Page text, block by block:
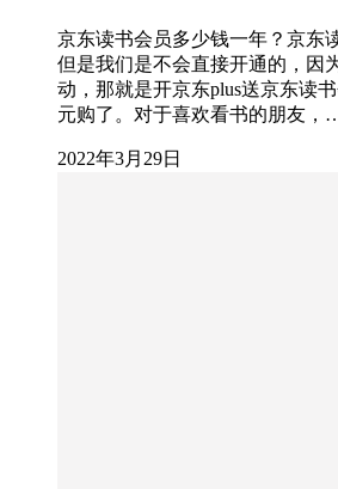
京东读书会员多少钱一年？京东
但是我们是不会直接开通的，因
动，那就是开京东plus送京东读
元购了。对于喜欢看书的朋友，
2022年3月29日